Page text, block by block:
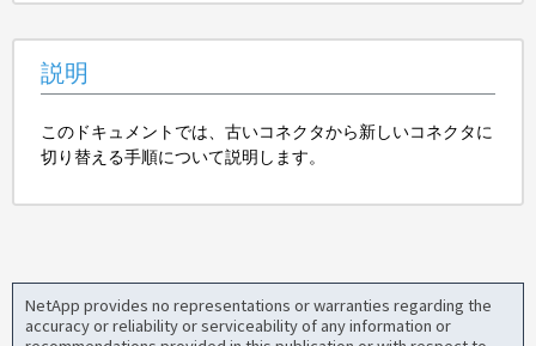
説明
このドキュメントでは、古いコネクタから新しいコネクタに
切り替える手順について説明します。
NetApp provides no representations or warranties regarding the
accuracy or reliability or serviceability of any information or